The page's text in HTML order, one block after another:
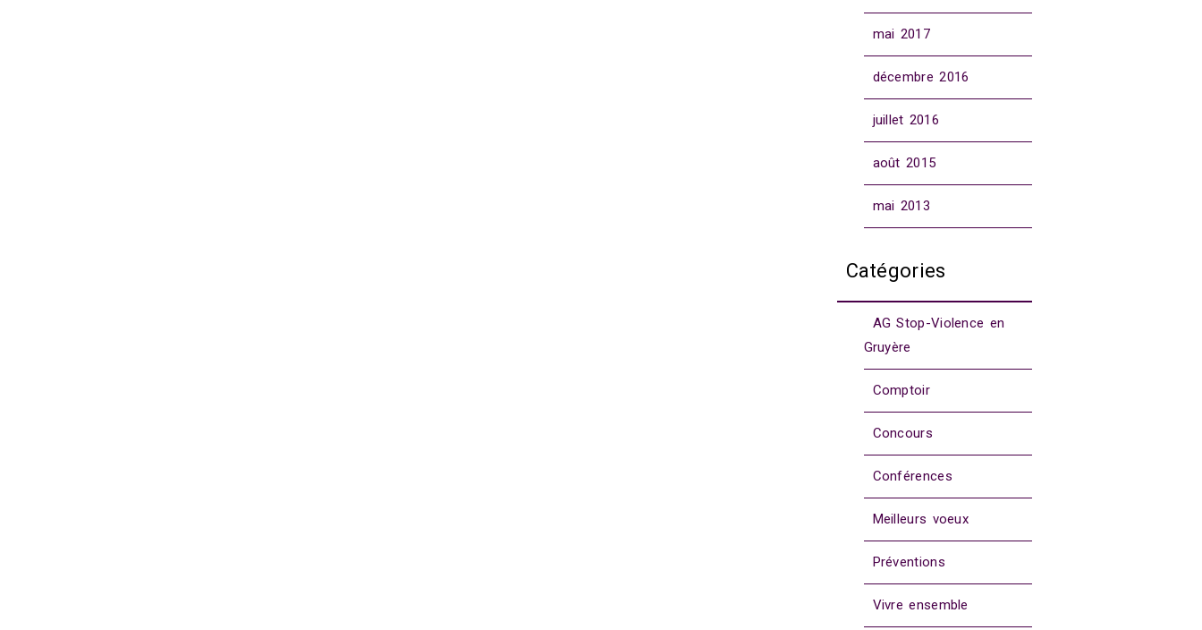
mai 2017
décembre 2016
juillet 2016
août 2015
mai 2013
Catégories
AG Stop-Violence en
Gruyère
Comptoir
Concours
Conférences
Meilleurs voeux
Préventions
Vivre ensemble